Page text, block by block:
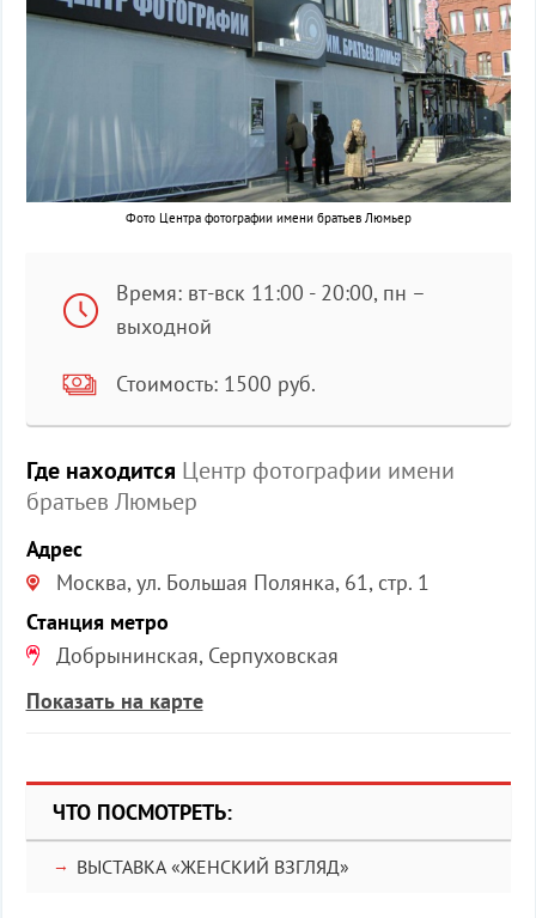
Фото Центра фотографии имени братьев Люмьер
Время: вт-вск 11:00 - 20:00, пн –
выходной
Стоимость: 1500 руб.
Где находится Центр фотографии имени
братьев Люмьер
Адрес
Москва, ул. Большая Полянка, 61, стр. 1
Станция метро
Добрынинская, Серпуховская
Показать на карте
ЧТО ПОСМОТРЕТЬ:
ВЫСТАВКА «ЖЕНСКИЙ ВЗГЛЯД»